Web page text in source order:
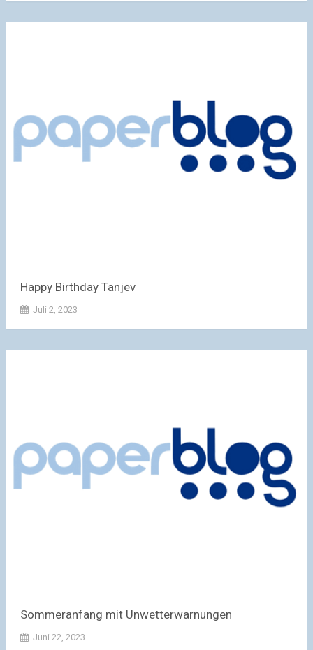
Happy Birthday Tanjev
Juli 2, 2023
Sommeranfang mit Unwetterwarnungen
Juni 22, 2023